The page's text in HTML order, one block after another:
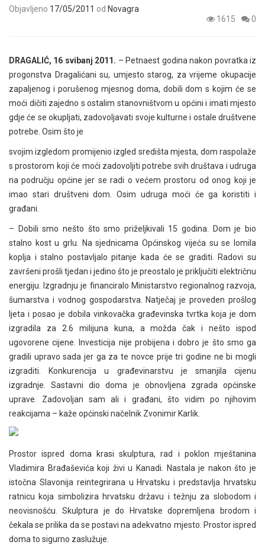
Objavljeno 17/05/2011 od Novagra
1615
0
DRAGALIĆ, 16 svibanj 2011. – Petnaest godina nakon povratka iz
progonstva Dragalićani su, umjesto starog, za vrijeme okupacije
zapaljenog i porušenog mjesnog doma, dobili dom s kojim će se
moći dičiti zajedno s ostalim stanovništvom u općini i imati mjesto
gdje će se okupljati, zadovoljavati svoje kulturne i ostale društvene
potrebe. Osim što je
svojim izgledom promijenio izgled središta mjesta, dom raspolaže
s prostorom koji će moći zadovoljiti potrebe svih društava i udruga
na području općine jer se radi o većem prostoru od onog koji je
imao stari društveni dom. Osim udruga moći će ga koristiti i
građani.
– Dobili smo nešto što smo priželjkivali 15 godina. Dom je bio
stalno kost u grlu. Na sjednicama Općinskog vijeća su se lomila
koplja i stalno postavljalo pitanje kada će se graditi. Radovi su
završeni prošli tjedan i jedino što je preostalo je priključiti električnu
energiju. Izgradnju je financiralo Ministarstvo regionalnog razvoja,
šumarstva i vodnog gospodarstva. Natječaj je proveden prošlog
ljeta i posao je dobila vinkovačka građevinska tvrtka koja je dom
izgradila za 2.6 milijuna kuna, a možda čak i nešto ispod
ugovorene cijene. Investicija nije probijena i dobro je što smo ga
gradili upravo sada jer ga za te novce prije tri godine ne bi mogli
izgraditi. Konkurencija u građevinarstvu je smanjila cijenu
izgradnje. Sastavni dio doma je obnovljena zgrada općinske
uprave. Zadovoljan sam ali i građani, što vidim po njihovim
reakcijama – kaže općinski načelnik Zvonimir Karlik.
Prostor ispred doma krasi skulptura, rad i poklon mještanina
Vladimira Brađaševića koji živi u Kanadi. Nastala je nakon što je
istočna Slavonija reintegrirana u Hrvatsku i predstavlja hrvatsku
ratnicu koja simbolizira hrvatsku državu i težnju za slobodom i
neovisnošću. Skulptura je do Hrvatske dopremljena brodom i
čekala se prilika da se postavi na adekvatno mjesto. Prostor ispred
doma to sigurno zaslužuje.